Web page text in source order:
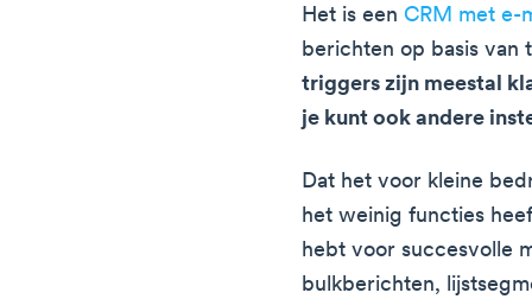
Het is een CRM met e-
berichten op basis van
triggers zijn meestal
je kunt ook andere
Dat het voor kleine
het weinig functies
hebt voor succesvolle
bulkberichten,